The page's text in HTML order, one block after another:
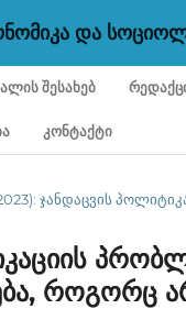
ᲓᲐ
ᲨᲔᲡᲐᲮᲔᲑ
ᲙᲝᲜᲢᲐᲥᲢᲘ
ᲯᲐᲜᲓᲐᲪᲕᲘᲡ
როგორც